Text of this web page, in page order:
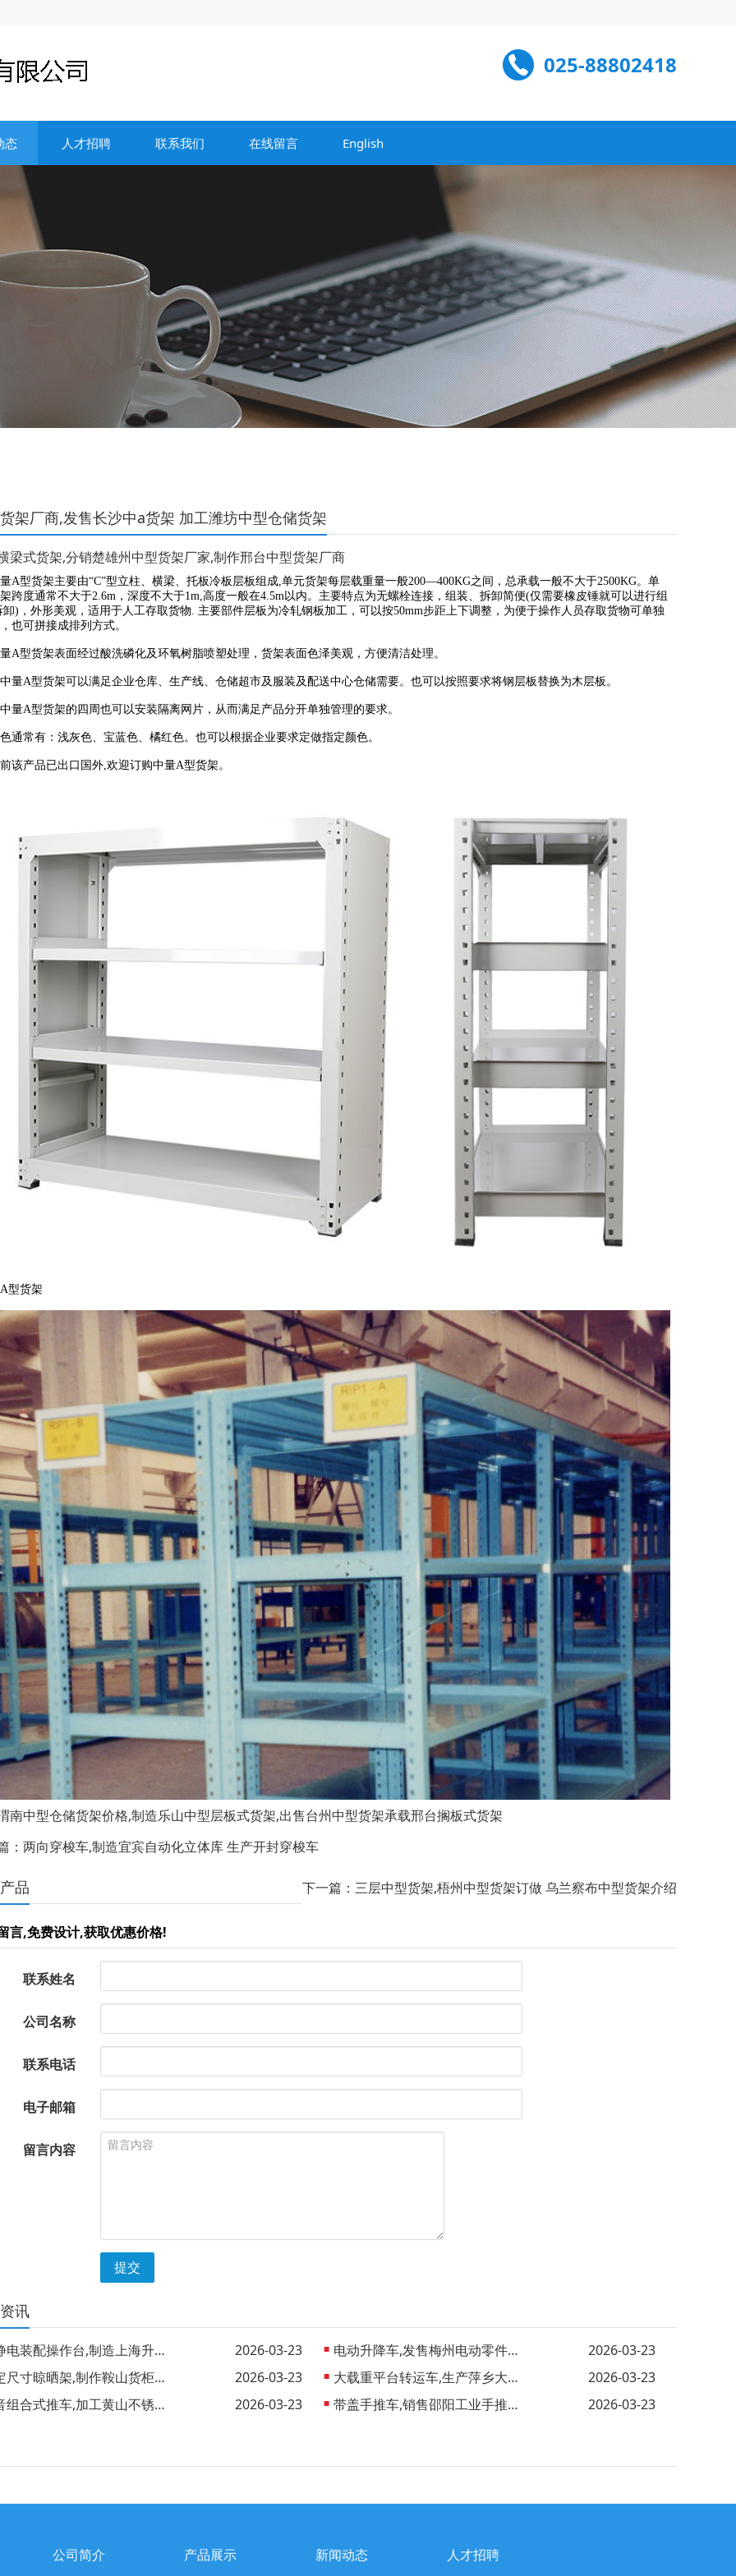
025-88802418
态 人才招聘 联系我们 在线留言 English
架厂商,发售长沙中a货架 加工潍坊中型仓储货架
梁式货架,分销楚雄州中型货架厂家,制作邢台中型货架厂商
南中型仓储货架价格,制造乐山中型层板式货架,出售台州中型货架承载邢台搁板式货架
：两向穿梭车,制造宜宾自动化立体库 生产开封穿梭车
下一篇：三层中型货架,梧州中型货架订做 乌兰察布中型货架介绍
品
言,免费设计,获取优惠价格!
联系姓名
公司名称
联系电话
电子邮箱
留言内容
提交
讯
防静电装配操作台,制造上海升降工作桌 批 2026-03-23 电动升降车,发售梅州电动零件推车 销售西
2026-03-23
固定尺寸晾晒架,制作鞍山货柜晾晒架 外销
2026-03-23 大载重平台转运车,生产萍乡大平台工业车
2026-03-23
静音组合式推车,加工黄山不锈钢手推车 出
2026-03-23 带盖手推车,销售邵阳工业手推车 制造沂州 2026-03-23
公司简介 产品展示 新闻动态 人才招聘